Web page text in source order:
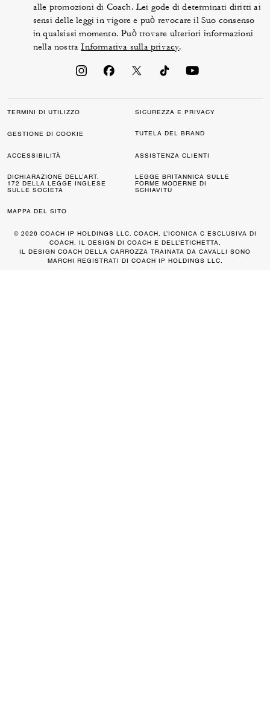
alle promozioni di Coach. Lei gode di determinati diritti ai
sensi delle leggi in vigore e può revocare il Suo consenso
in qualsiasi momento. Può trovare ulteriori informazioni
nella nostraInformativa sulla privacy.
TERMINI DI UTILIZZO SICUREZZA E PRIVACY
GESTIONE DI COOKIE TUTELA DEL BRAND
ACCESSIBILITÀ ASSISTENZA CLIENTI
DICHIARAZIONE DELL’ART.
172 DELLA LEGGE INGLESE
SULLE SOCIETÀ
LEGGE BRITANNICA SULLE
FORME MODERNE DI
SCHIAVITÙ
MAPPA DEL SITO
© 2026 COACH IP HOLDINGS LLC. COACH, L’ICONICA C ESCLUSIVA DI
COACH, IL DESIGN DI COACH E DELL’ETICHETTA,
IL DESIGN COACH DELLA CARROZZA TRAINATA DA CAVALLI SONO
MARCHI REGISTRATI DI COACH IP HOLDINGS LLC.